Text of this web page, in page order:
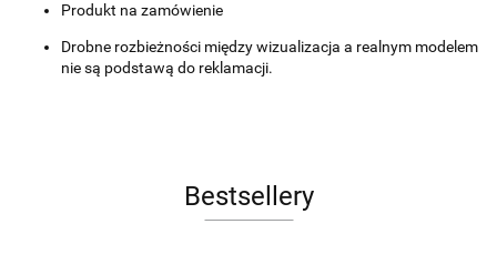
Produkt na zamówienie
Drobne rozbieżności między wizualizacja a realnym modelem
nie są podstawą do reklamacji.
Bestsellery